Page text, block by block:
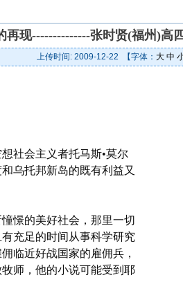
再现--------------张时贤(福州)高
上传时间: 2009-12-22 【字体： 大 中
社会主义者托马斯•莫尔
乌托邦新岛的既有利益又
憬的美好社会，那里一切
充足的时间从事科学研究
临近好战国家的雇佣兵，
师，他的小说可能受到耶